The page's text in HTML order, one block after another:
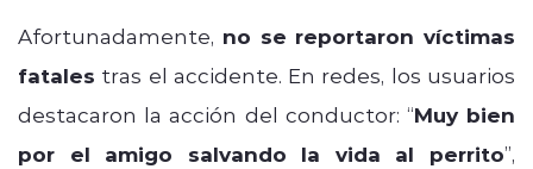
Afortunadamente, no se reportaron víctimas
fatales tras el accidente. En redes, los usuarios
destacaron la acción del conductor: “Muy bien
por el amigo salvando la vida al perrito”,